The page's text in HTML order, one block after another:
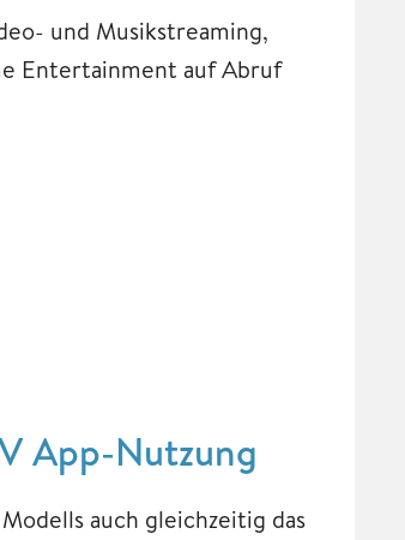
und Musikstreaming,
Entertainment auf Abruf
App-Nutzung
auch gleichzeitig das